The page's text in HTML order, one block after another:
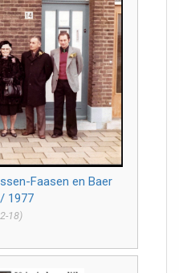
Faasen en Baer
1977
18)